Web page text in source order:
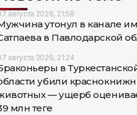
августа 2026, 21:58
утонул в канале
в Павлодарской
августа 2026, 21:24
в
убили
— ущерб
млн теңге